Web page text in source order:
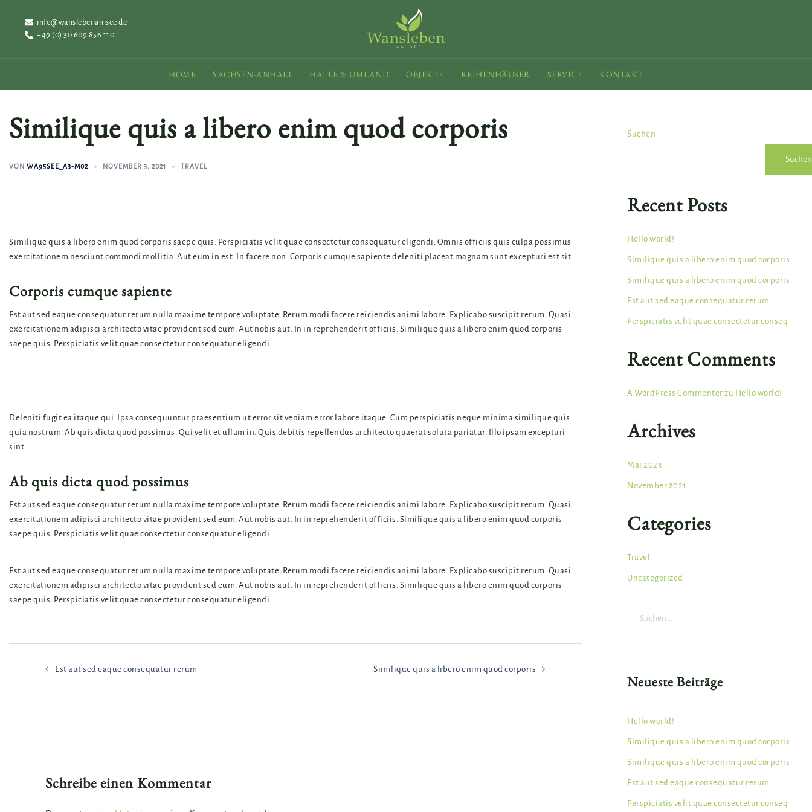
springen
info@wanslebenamsee.de
+49 (0) 30 609 856 110
HOME SACHSEN-ANHALT HALLE & UMLAND OBJEKTE REIHENHÄUSER SERVICE KONTAKT
Similique quis a libero enim quod corporis
VON WA95SEE_A3-M02 NOVEMBER 3, 2021 TRAVEL
Similique quis a libero enim quod corporis saepe quis. Perspiciatis velit quae consectetur consequatur eligendi. Omnis officiis quis culpa possimus
exercitationem nesciunt commodi mollitia. Aut eum in est. In facere non. Corporis cumque sapiente deleniti placeat magnam sunt excepturi est sit.
Corporis cumque sapiente
Est aut sed eaque consequatur rerum nulla maxime tempore voluptate. Rerum modi facere reiciendis animi labore. Explicabo suscipit rerum. Quasi
exercitationem adipisci architecto vitae provident sed eum. Aut nobis aut. In in reprehenderit officiis. Similique quis a libero enim quod corporis
saepe quis. Perspiciatis velit quae consectetur consequatur eligendi.
Deleniti fugit ea itaque qui. Ipsa consequuntur praesentium ut error sit veniam error labore itaque. Cum perspiciatis neque minima similique quis
quia nostrum. Ab quis dicta quod possimus. Qui velit et ullam in. Quis debitis repellendus architecto quaerat soluta pariatur. Illo ipsam excepturi
sint.
Ab quis dicta quod possimus
Est aut sed eaque consequatur rerum nulla maxime tempore voluptate. Rerum modi facere reiciendis animi labore. Explicabo suscipit rerum. Quasi
exercitationem adipisci architecto vitae provident sed eum. Aut nobis aut. In in reprehenderit officiis. Similique quis a libero enim quod corporis
saepe quis. Perspiciatis velit quae consectetur consequatur eligendi.
Est aut sed eaque consequatur rerum nulla maxime tempore voluptate. Rerum modi facere reiciendis animi labore. Explicabo suscipit rerum. Quasi
exercitationem adipisci architecto vitae provident sed eum. Aut nobis aut. In in reprehenderit officiis. Similique quis a libero enim quod corporis
saepe quis. Perspiciatis velit quae consectetur consequatur eligendi.
NavigationEst aut sed eaque consequatur rerum Similique quis a libero enim quod corporis
Schreibe einen Kommentar
Suchen
Suchen
Recent Posts
Hello world!
Similique quis a libero enim quod corporis
Similique quis a libero enim quod corporis
Est aut sed eaque consequatur rerum
Perspiciatis velit quae consectetur conseq
Recent Comments
A WordPress Commenter zu Hello world!
Archives
Mai 2023
November 2021
Categories
Travel
Uncategorized
Neueste Beiträge
Hello world!
Similique quis a libero enim quod corporis
Similique quis a libero enim quod corporis
Est aut sed eaque consequatur rerum
Perspiciatis velit quae consectetur conseq